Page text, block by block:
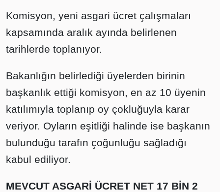
Komisyon, yeni asgari ücret çalışmaları
kapsamında aralık ayında belirlenen
tarihlerde toplanıyor.
Bakanlığın belirlediği üyelerden birinin
başkanlık ettiği komisyon, en az 10 üyenin
katılımıyla toplanıp oy çokluğuyla karar
veriyor. Oyların eşitliği halinde ise başkanın
bulunduğu tarafın çoğunluğu sağladığı
kabul ediliyor.
MEVCUT ASGARİ ÜCRET NET 17 BİN 2